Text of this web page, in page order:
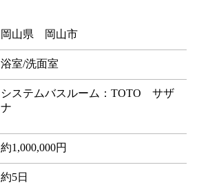
岡山県 岡山市
浴室/洗面室
システムバスルーム：TOTO サザ
ナ
約1,000,000円
約5日